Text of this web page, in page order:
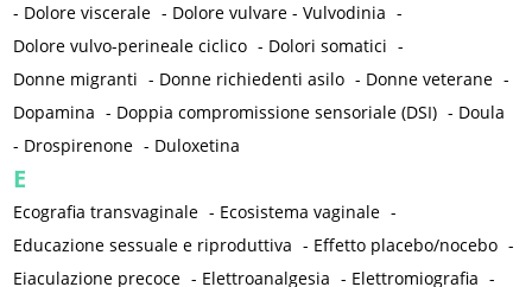
- Dolore viscerale - Dolore vulvare - Vulvodinia -
Dolore vulvo-perineale ciclico - Dolori somatici -
Donne migranti - Donne richiedenti asilo - Donne veterane -
Dopamina - Doppia compromissione sensoriale (DSI) - Doula
- Drospirenone - Duloxetina
E
Ecografia transvaginale - Ecosistema vaginale -
Educazione sessuale e riproduttiva - Effetto placebo/nocebo -
Eiaculazione precoce - Elettroanalgesia - Elettromiografia -